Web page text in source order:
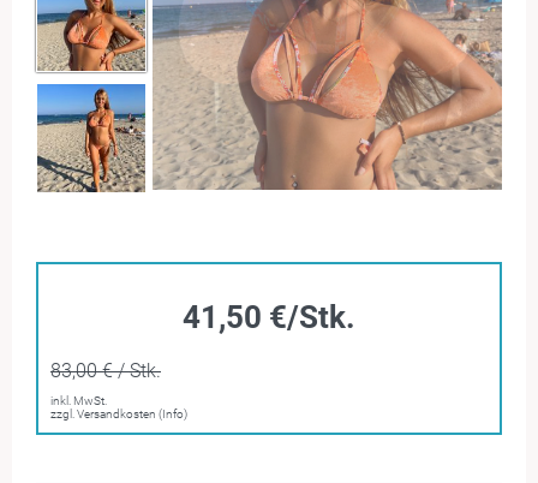
41,50 €/Stk.
83,00 € / Stk.
inkl. MwSt.
zzgl. Versandkosten (Info)